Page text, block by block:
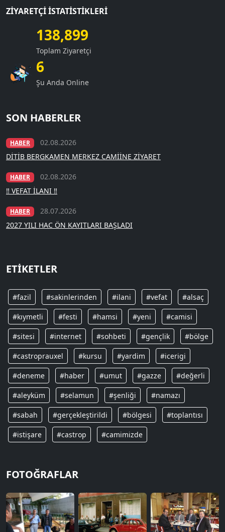
ZIYARETÇI İSTATISTIKLERI
138,899
Toplam Ziyaretçi
6
Şu Anda Online
SON HABERLER
HABER
02.08.2026
DİTİB BERGKAMEN MERKEZ CAMİİNE ZİYARET
HABER
02.08.2026
‼️ VEFAT İLANI ‼️
HABER
28.07.2026
2027 YILI HAC ÖN KAYITLARI BAŞLADI
ETIKETLER
#fazil #sakinlerinden #ilani #vefat #alsaç
#kıymetli #festi #hamsi #yeni #camisi
#sitesi #internet #sohbeti #gençlik #bölge
#castroprauxel #kursu #yardim #icerigi
#deneme #haber #umut #gazze #değerli
#aleyküm #selamun #şenliği #namazı
#sabah #gerçekleştirildi #bölgesi #toplantısı
#istişare #castrop #camimizde
FOTOĞRAFLAR